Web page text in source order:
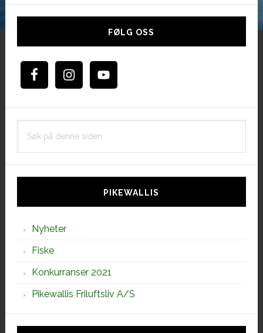
Hoved
sidebar
FØLG OSS
PIKEWALLIS
Nyheter
Fiske
Konkurranser 2021
Pikewallis Friluftsliv A/S